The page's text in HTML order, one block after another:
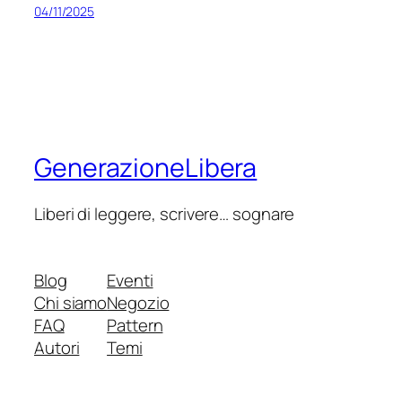
04/11/2025
GenerazioneLibera
Liberi di leggere, scrivere… sognare
Blog
Chi siamo
FAQ
Autori
Eventi
Negozio
Pattern
Temi